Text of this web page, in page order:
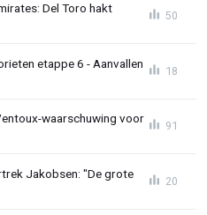
Del Toro hakt
50
etappe 6 - Aanvallen
18
waarschuwing voor
91
Jakobsen: "De grote
20